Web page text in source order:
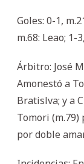
Goles: 0-1,
m.68: Leao; 1-
Árbitro: José
Amonestó a
Bratislva; y a
Tomori
por doble